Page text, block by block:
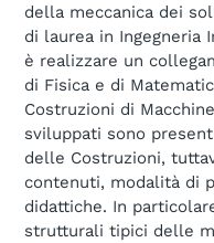
della meccanica dei
di laurea in Ingegneria
è realizzare un
di Fisica e di
Costruzioni di
sviluppati sono
delle Costruzioni,
contenuti, modalità di
didattiche. In
strutturali tipici delle